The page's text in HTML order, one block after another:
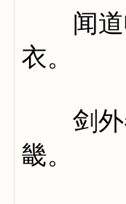
闻道收
衣。
剑外春
畿。